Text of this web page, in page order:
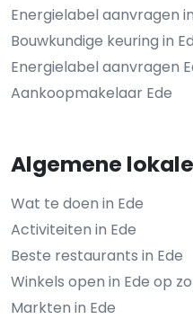
Energielabel aanvragen
Bouwkundige keuring in
Energielabel aanvragen
Aankoopmakelaar Ede
Algemene
Wat te doen in Ede
Activiteiten in Ede
Beste restaurants in Ede
Winkels open in Ede op
Markten in Ede